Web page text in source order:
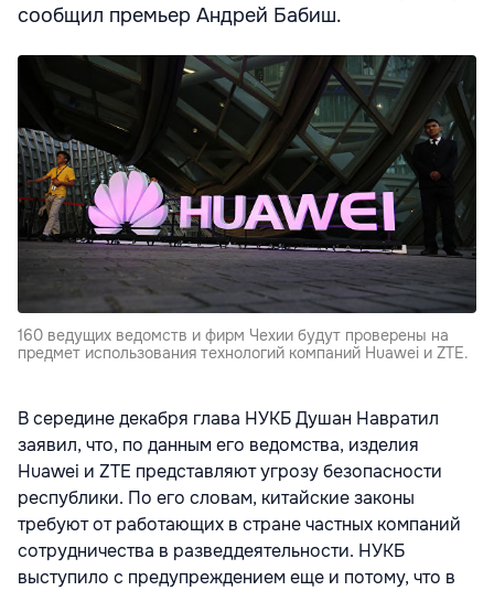
сообщил премьер Андрей Бабиш.
160 ведущих ведомств и фирм Чехии будут проверены на
предмет использования технологий компаний Huawei и ZTE.
В середине декабря глава НУКБ Душан Навратил
заявил, что, по данным его ведомства, изделия
Huawei и ZTE представляют угрозу безопасности
республики. По его словам, китайские законы
требуют от работающих в стране частных компаний
сотрудничества в разведдеятельности. НУКБ
выступило с предупреждением еще и потому, что в